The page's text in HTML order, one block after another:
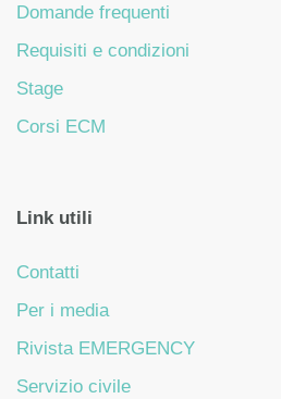
Domande frequenti
Requisiti e condizioni
Stage
Corsi ECM
Link utili
Contatti
Per i media
Rivista EMERGENCY
Servizio civile